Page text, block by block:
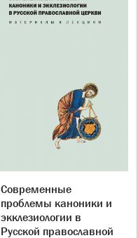
Современные
проблемы каноники и
экклезиологии в
Русской православной